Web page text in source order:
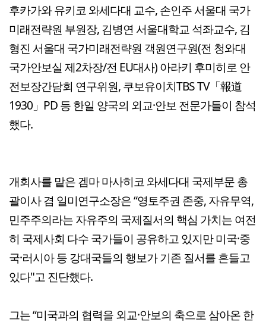
후카가와 유키코 와세다대 교수, 손인주 서울대 국가
미래전략원 부원장, 김병연 서울대학교 석좌교수, 김
형진 서울대 국가미래전략원 객원연구원(전 청와대
국가안보실 제2차장/전 EU대사) 아라키 후미히로 안
전보장간담회 연구위원, 쿠보유이치TBS TV「報道
1930」PD 등 한일 양국의 외교·안보 전문가들이 참석
했다.
개회사를 맡은 겜마 마사히코 와세다대 국제부문 총
괄이사 겸 일미연구소장은 “영토주권 존중, 자유무역,
민주주의라는 자유주의 국제질서의 핵심 가치는 여전
히 국제사회 다수 국가들이 공유하고 있지만 미국·중
국·러시아 등 강대국들의 행보가 기존 질서를 흔들고
있다"고 진단했다.
그는 “미국과의 협력을 외교·안보의 축으로 삼아온 한